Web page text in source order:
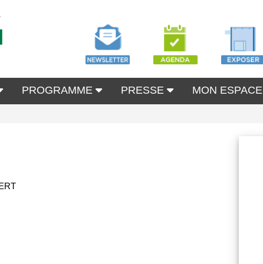
PROGRAMME PRESSE MON ESPACE